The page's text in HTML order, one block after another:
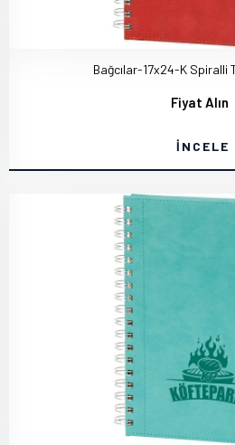
Bağcılar-17x24-K Spiralli
Fiyat Alın
İNCELE